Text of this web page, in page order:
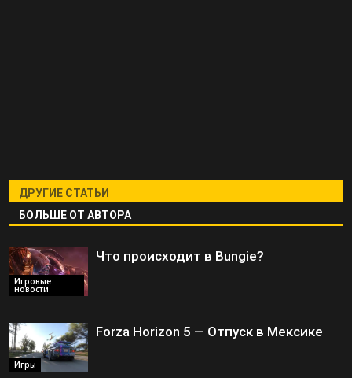
ДРУГИЕ СТАТЬИ
БОЛЬШЕ ОТ АВТОРА
Игровые
новости
Что происходит в Bungie?
Игры
Forza Horizon 5 — Отпуск в Мексике